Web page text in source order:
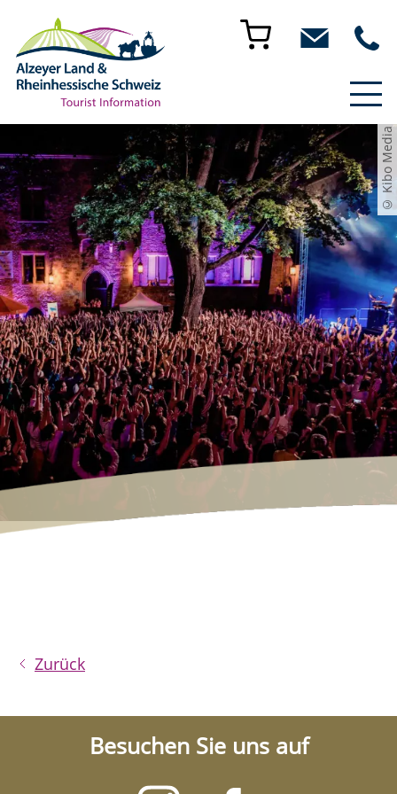
© Kibo Media
Zurück
Besuchen Sie uns auf
Besuchen
Besuchen